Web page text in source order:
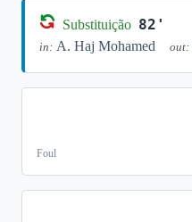
Substituição 82'
in: A. Haj Mohamed out:
Foul